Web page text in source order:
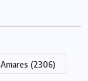
Amares (2306)